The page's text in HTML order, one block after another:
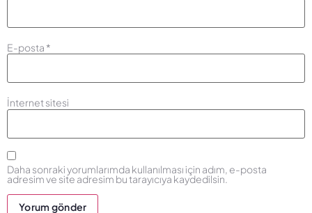
E-posta *
İnternet sitesi
Daha sonraki yorumlarımda kullanılması için adım, e-posta
adresim ve site adresim bu tarayıcıya kaydedilsin.